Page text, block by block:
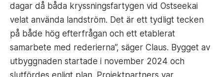
dagar då båda kryssningsfartygen vid Ostseekai
velat använda landström. Det är ett tydligt tecken
på både hög efterfrågan och ett etablerat
samarbete med rederierna”, säger Claus. Bygget av
utbyggnaden startade i november 2024 och
slutfördes enligt plan. Projektpartners var